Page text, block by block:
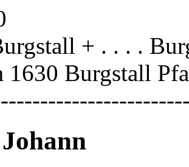
+ . . . .
1630 Burgstall